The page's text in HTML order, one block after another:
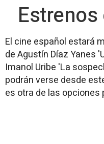
El cine español estará
de Agustín Díaz Yanes
Imanol Uribe 'La
podrán verse desde
es otra de las opciones